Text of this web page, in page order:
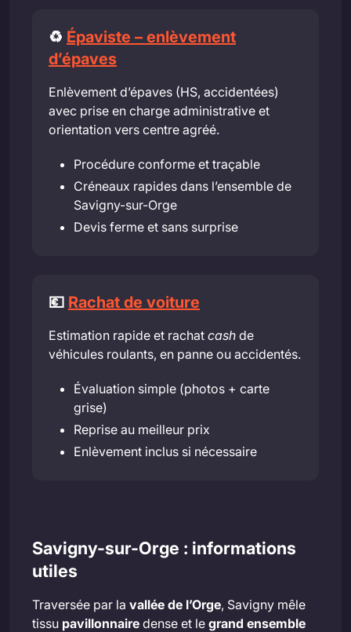
♻️ Épaviste – enlèvement
d’épaves
Enlèvement d’épaves (HS, accidentées)
avec prise en charge administrative et
orientation vers centre agréé.
Procédure conforme et traçable
Créneaux rapides dans l’ensemble de
Savigny-sur-Orge
Devis ferme et sans surprise
💶 Rachat de voiture
Estimation rapide et rachat cash de
véhicules roulants, en panne ou accidentés.
Évaluation simple (photos + carte
grise)
Reprise au meilleur prix
Enlèvement inclus si nécessaire
Savigny-sur-Orge : informations
utiles
Traversée par la vallée de l’Orge, Savigny mêle
tissu pavillonnaire dense et le grand ensemble